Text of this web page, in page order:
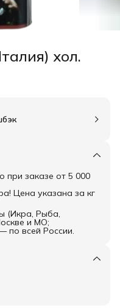
хол.
при заказе от 5 000
Цена указана за кг
(Икра, Рыба,
и МО;
всей России.